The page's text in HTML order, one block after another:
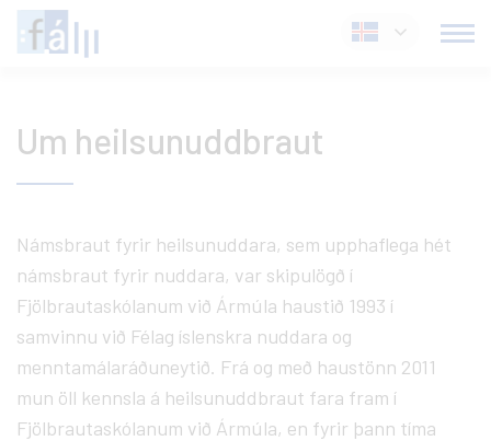
Fara
í
Íslenska
Um heilsunuddbraut
Námsbraut fyrir heilsunuddara, sem upphaflega hét
námsbraut fyrir nuddara, var skipulögð í
Fjölbrautaskólanum við Ármúla haustið 1993 í
samvinnu við Félag íslenskra nuddara og
menntamálaráðuneytið. Frá og með haustönn 2011
mun öll kennsla á heilsunuddbraut fara fram í
Fjölbrautaskólanum við Ármúla, en fyrir þann tíma